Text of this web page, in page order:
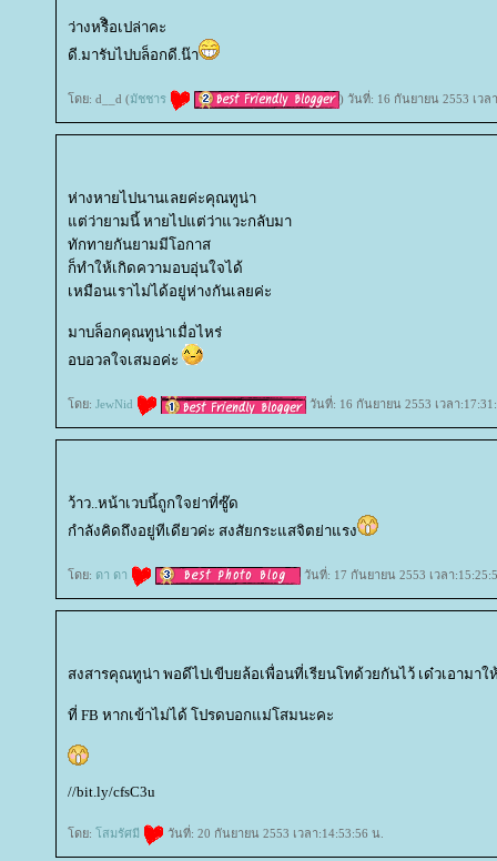
ว่างหรืิอเปล่าคะ
ดี.มารับไปบล็อกดี.น๊า
ดย: d__d (มัชชาร ) วันที่: 16 กันยายน 2553 เวล
ห่างหายไปนานเลยค่ะคุณทูน่า
ต่ว่ายามนี้ หายไปแต่ว่าแวะกลับมา
ทักทายกันยามมีโอกาส
ก็ทำให้เกิดความอบอุ่นใจได้
เหมือนเราไม่ได้อยู่ห่างกันเลยค่ะ
มาบล็อกคุณทูน่าเมื่อไหร่
อบอวลใจเสมอค่ะ
ดย: JewNid วันที่: 16 กันยายน 2553 เวลา
ว้าว..หน้าเวบนี้ถูกใจย่าที่ซู๊ด
กำลังคิดถึงอยู่ทีเดียวค่ะ สงสัยกระแสจิตย่าแรง
ดย: ดา ดา วันที่: 17 กันยายน 2553 เวลา
สงสารคุณทูน่า พอดีไปเขีบยล้อเพื่อนที่เรียนโทด้วยกันไว้ เด๋วเอามา
ที่ FB หากเข้าไม่ได้ โปรดบอกแม่โสมนะคะ
//bit.ly/cfsC3u
ดย: สมรัศมี วันที่: 20 กันยายน 2553 เวลา:14:53:56 น.